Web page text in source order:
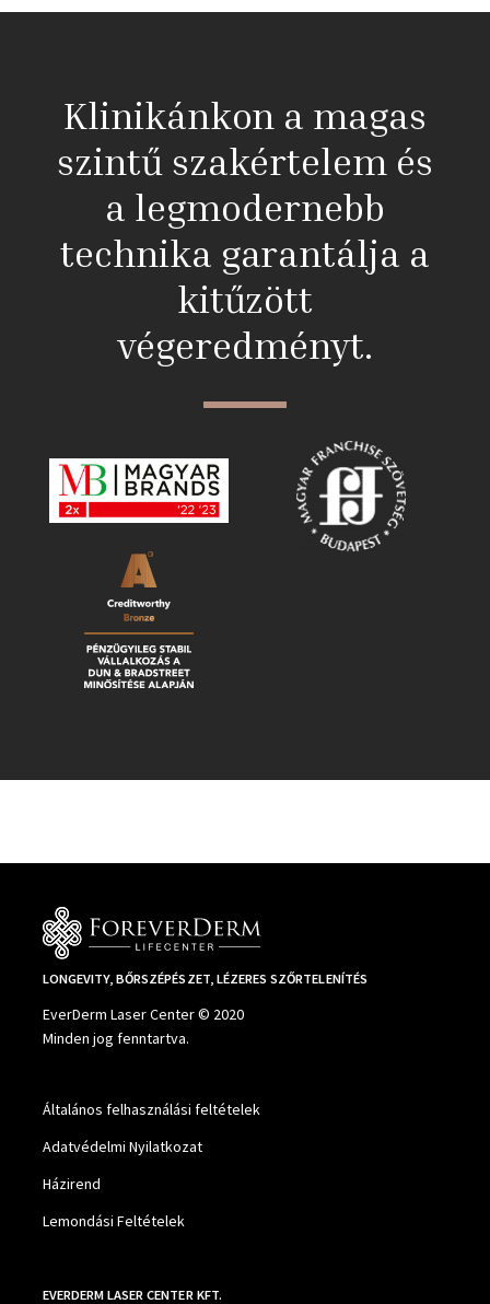
Klinikánkon a magas
szintű szakértelem és
a legmodernebb
technika garantálja a
kitűzött
végeredményt.
LONGEVITY, BŐRSZÉPÉSZET, LÉZERES SZŐRTELENÍTÉS
EverDerm Laser Center © 2020
Minden jog fenntartva.
Általános felhasználási feltételek
Adatvédelmi Nyilatkozat
Házirend
Lemondási Feltételek
EVERDERM LASER CENTER KFT.